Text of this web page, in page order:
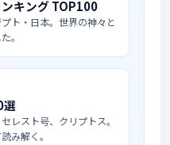
キング TOP100
ト・日本。世界の神々と
。
選
レスト号、クリプトス。
み解く。